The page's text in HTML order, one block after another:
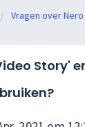
Vragen over
Story'